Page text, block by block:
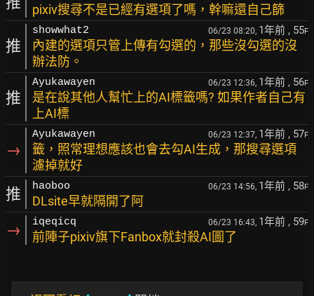
pixiv搜尋不是已經有選項了嗎，幹嘛還自己篩
推
showwhat2 06/23 08:20, 1年前 , 55F
內建的選項只管上傳有勾選的，那些沒勾選的沒
辦法防。
推
Ayukawayen 06/23 12:36, 1年前 , 56F
是在說其他人幫忙上的AI標籤嗎? 如果作者自己有
上AI標
→
Ayukawayen 06/23 12:37, 1年前 , 57F
籤，照常理想應該也會去勾AI生成，那搜尋選項
濾掉就好
推 haoboo 06/23 14:56, 1年前 , 58F
DLsite早就隔開了阿
→ iqeqicq 06/23 16:43, 1年前 , 59F
前陣子pixiv旗下Fanbox就封殺AI圖了